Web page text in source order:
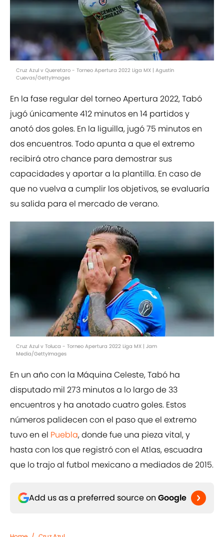
Cruz Azul v Queretaro - Torneo Apertura 2022 Liga MX | Agustin
Cuevas/GettyImages
En la fase regular del torneo Apertura 2022, Tabó
jugó únicamente 412 minutos en 14 partidos y
anotó dos goles. En la liguilla, jugó 75 minutos en
dos encuentros. Todo apunta a que el extremo
recibirá otro chance para demostrar sus
capacidades y aportar a la plantilla. En caso de
que no vuelva a cumplir los objetivos, se evaluaría
su salida para el mercado de verano.
Cruz Azul v Toluca - Torneo Apertura 2022 Liga MX | Jam
Media/GettyImages
En un año con la Máquina Celeste, Tabó ha
disputado mil 273 minutos a lo largo de 33
encuentros y ha anotado cuatro goles. Estos
números palidecen con el paso que el extremo
tuvo en el Puebla, donde fue una pieza vital, y
hasta con los que registró con el Atlas, escuadra
que lo trajo al futbol mexicano a mediados de 2015.
Add us as a preferred source on Google